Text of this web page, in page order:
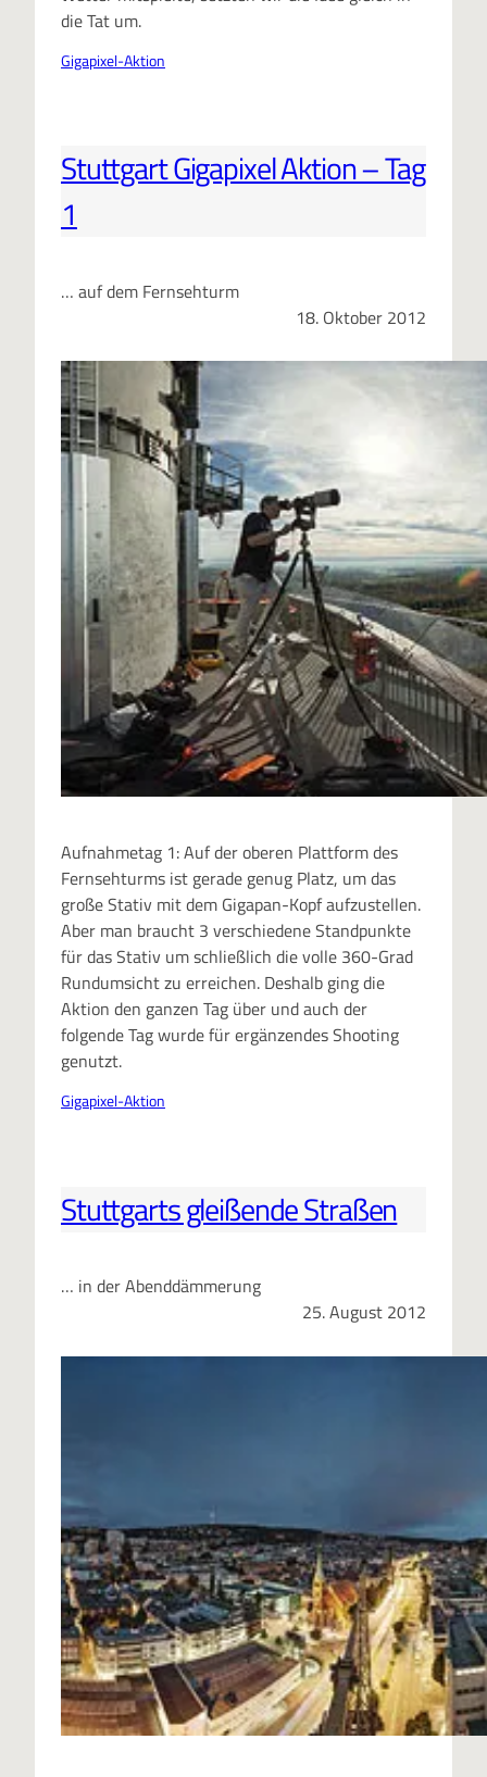
die Tat um.
Gigapixel-Aktion
Stuttgart Gigapixel Aktion – Tag
1
… auf dem Fernsehturm
18. Oktober 2012
Aufnahmetag 1: Auf der oberen Plattform des
Fernsehturms ist gerade genug Platz, um das
große Stativ mit dem Gigapan-Kopf aufzustellen.
Aber man braucht 3 verschiedene Standpunkte
für das Stativ um schließlich die volle 360-Grad
Rundumsicht zu erreichen. Deshalb ging die
Aktion den ganzen Tag über und auch der
folgende Tag wurde für ergänzendes Shooting
genutzt.
Gigapixel-Aktion
Stuttgarts gleißende Straßen
… in der Abenddämmerung
25. August 2012